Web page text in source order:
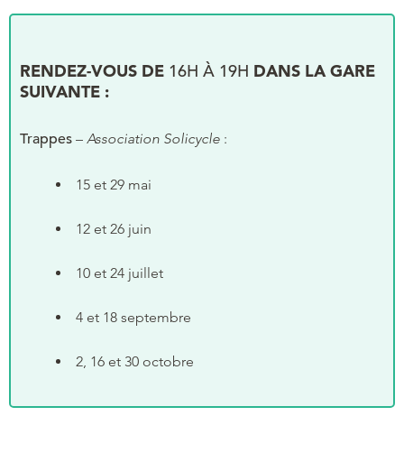
RENDEZ-VOUS DE 16H À 19H DANS LA GARE
SUIVANTE :
Trappes – Association Solicycle :
15 et 29 mai
12 et 26 juin
10 et 24 juillet
4 et 18 septembre
2, 16 et 30 octobre